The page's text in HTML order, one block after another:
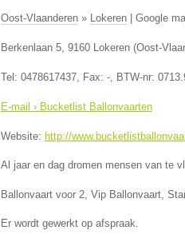
Oost-Vlaanderen» Lokeren| Google
Berkenlaan 5, 9160 Lokeren(Oost-
Tel: 0478617437, Fax: -, BTW-nr:
E-mail › Bucketlist Ballonvaarten
Website: http://
Al jaar en dag dromen mensen van te
Ballonvaart voor 2, Vip Ballonvaart,
Er wordt gewerkt op afspraak.